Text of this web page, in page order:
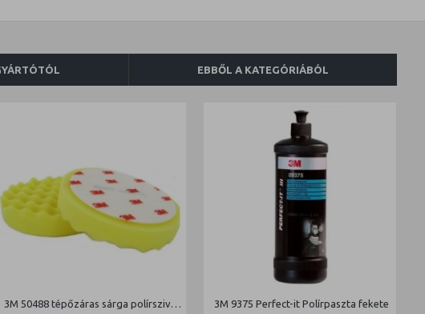
EBBŐL A KATEGÓRIÁBÓL
3M 50488 tépőzáras sárga polírszivacs 3M 9375 Perfect-it Polírpaszta fekete